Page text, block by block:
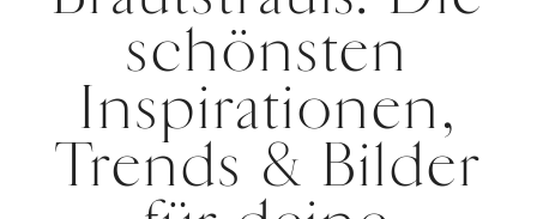
schönsten
Inspirationen,
Trends & Bilder